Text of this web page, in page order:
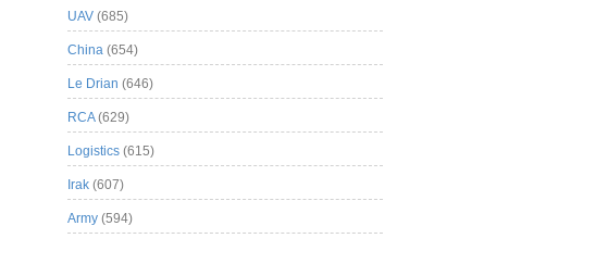
UAV (685)
China (654)
Le Drian (646)
RCA(629)
Logistics (615)
Irak (607)
Army (594)